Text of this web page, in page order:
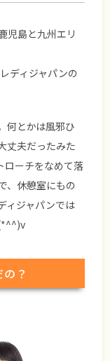
児島と九州エリ
ディジャパンの
何とかは風邪ひ
丈夫だったみた
ローチをなめて落
、休憩室にもの
ィジャパンでは
？